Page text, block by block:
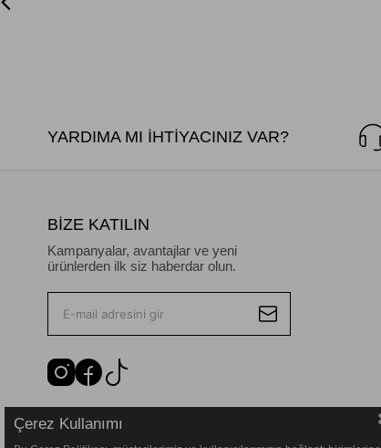
YARDIMA MI İHTİYACINIZ VAR?
BİZE KATILIN
Kampanyalar, avantajlar ve yeni
ürünlerden ilk siz haberdar olun.
Çerez Kullanımı